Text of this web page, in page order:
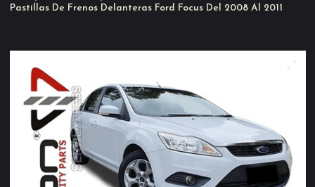
Pastillas De Frenos Delanteras Ford Focus Del 2008 Al 2011